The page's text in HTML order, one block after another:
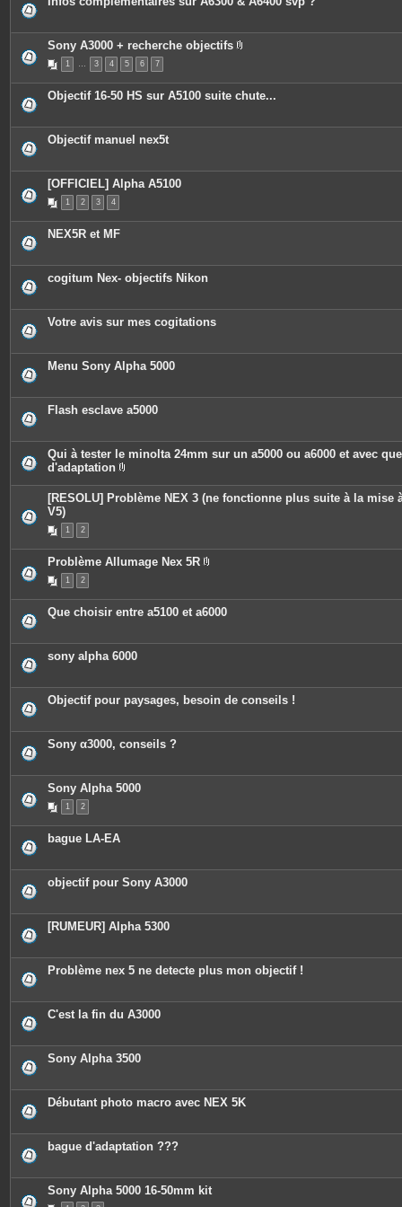
Sony A3000 + recherche objectifs
c
e
o
e
1 … 3 4 5 6 7
Objectif 16-50 HS sur A5100 suite chute...
Objectif manuel nex5t
[OFFICIEL] Alpha A5100
1 2 3 4
NEX5R et MF
cogitum Nex- objectifs Nikon
Votre avis sur mes cogitations
Menu Sony Alpha 5000
Flash esclave a5000
Qui à tester le minolta 24mm sur un a5000 ou a6000 et avec
d'adaptation
i
è
o
i
[RESOLU] Problème NEX 3 (ne fonctionne plus suite à la mise
V5)
1 2
Problème Allumage Nex 5R
c
e
o
e
s
1 2
Que choisir entre a5100 et a6000
sony alpha 6000
Objectif pour paysages, besoin de conseils !
Sony α3000, conseils ?
Sony Alpha 5000
1 2
bague LA-EA
objectif pour Sony A3000
[RUMEUR] Alpha 5300
Problème nex 5 ne detecte plus mon objectif !
C'est la fin du A3000
Sony Alpha 3500
Débutant photo macro avec NEX 5K
bague d'adaptation ???
Sony Alpha 5000 16-50mm kit